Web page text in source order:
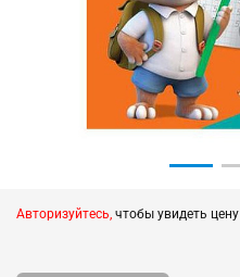
Авторизуйтесь, чтобы увидеть цену